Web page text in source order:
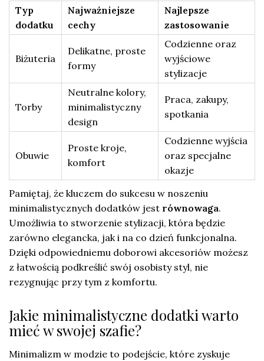
Typ
dodatku
Najważniejsze
cechy
Najlepsze
zastosowanie
Biżuteria
Delikatne, proste
formy
Codzienne oraz
wyjściowe
stylizacje
Torby
Neutralne kolory,
minimalistyczny
design
Praca, zakupy,
spotkania
Obuwie
Proste kroje,
komfort
Codzienne wyjścia
oraz specjalne
okazje
Pamiętaj, że kluczem do sukcesu w noszeniu
minimalistycznych dodatków jest równowaga.
Umożliwia to stworzenie stylizacji, która będzie
zarówno elegancka, jak i na co dzień funkcjonalna.
Dzięki odpowiedniemu doborowi akcesoriów możesz
z łatwością podkreślić swój osobisty styl, nie
rezygnując przy tym z komfortu.
Jakie minimalistyczne dodatki warto
mieć w swojej szafie?
Minimalizm w modzie to podejście, które zyskuje